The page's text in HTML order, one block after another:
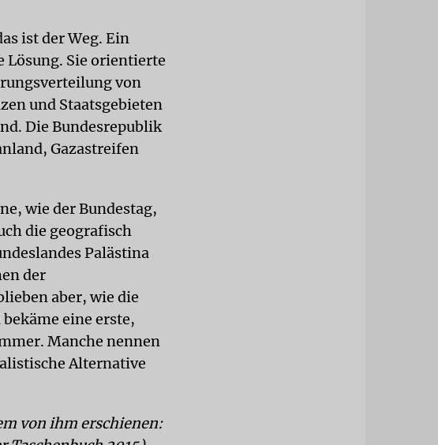
ist der Weg. Ein
Lösung. Sie orientierte
von
und Staatsgebieten
Die Bundesrepublik
Gazastreifen
wie der Bundestag,
die geografisch
Palästina
der
aber, wie die
eine erste,
Manche nennen
Alternative
von ihm erschienen: